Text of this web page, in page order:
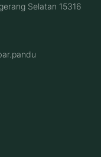
Selatan 15316